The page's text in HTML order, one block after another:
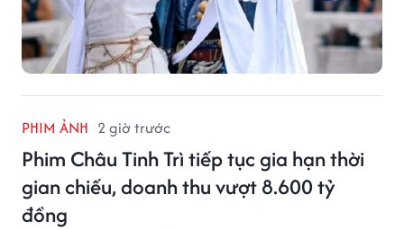
PHIM ẢNH 2 giờ trước
Phim Châu Tinh Trì tiếp tục gia hạn thời
gian chiếu, doanh thu vượt 8.600 tỷ
đồng